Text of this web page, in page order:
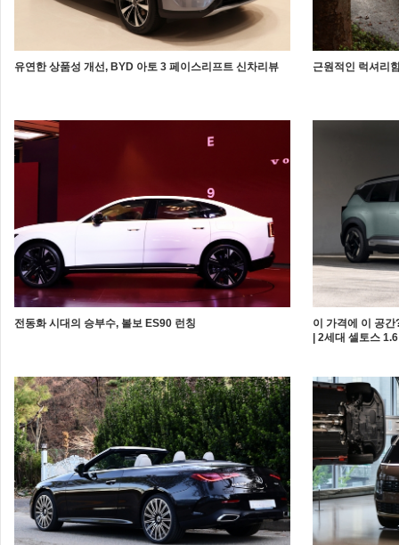
유연한 상품성 개선, BYD 아토 3 페이스리프트 신차리뷰 근원적인 럭셔리
전동화 시대의 승부수, 볼보 ES90 런칭
이 가격에 이 공
| 2세대 셀토스